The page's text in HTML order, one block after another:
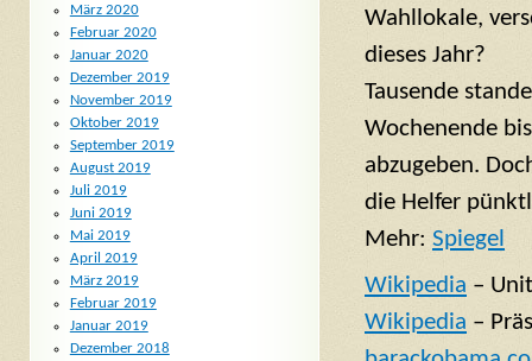
Wahllokale,
dieses Jahr?
Tausende
Wochenende
abzugeben.
die Helfer
Mehr: Spiegel
Wikipedia –
Wikipedia –
März 2020
Februar 2020
Januar 2020
Dezember 2019
November 2019
Oktober 2019
September 2019
August 2019
Juli 2019
Juni 2019
Mai 2019
April 2019
März 2019
Februar 2019
Januar 2019
Dezember 2018